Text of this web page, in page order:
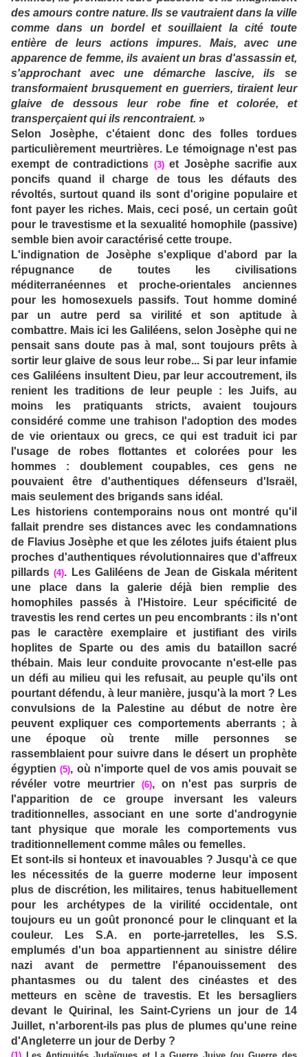
des amours contre nature. Ils se vautraient dans la ville
comme dans un bordel et souillaient la cité toute
entière de leurs actions impures. Mais, avec une
apparence de femme, ils avaient un bras d'assassin et,
s'approchant avec une démarche lascive, ils se
transformaient brusquement en guerriers, tiraient leur
glaive de dessous leur robe fine et colorée, et
transperçaient qui ils rencontraient. »
Selon Josèphe, c'étaient donc des folles tordues
particulièrement meurtrières. Le témoignage n'est pas
exempt de contradictions (3)et Josèphe sacrifie aux
poncifs quand il charge de tous les défauts des
révoltés, surtout quand ils sont d'origine populaire et
font payer les riches. Mais, ceci posé, un certain goût
pour le travestisme et la sexualité homophile (passive)
semble bien avoir caractérisé cette troupe.
L'indignation de Josèphe s'explique d'abord par la
répugnance de toutes les civilisations
méditerranéennes et proche-orientales anciennes
pour les homosexuels passifs. Tout homme dominé
par un autre perd sa virilité et son aptitude à
combattre. Mais ici les Galiléens, selon Josèphe qui ne
pensait sans doute pas à mal, sont toujours prêts à
sortir leur glaive de sous leur robe... Si par leur infamie
ces Galiléens insultent Dieu, par leur accoutrement, ils
renient les traditions de leur peuple : les Juifs, au
moins les pratiquants stricts, avaient toujours
considéré comme une trahison l'adoption des modes
de vie orientaux ou grecs, ce qui est traduit ici par
l'usage de robes flottantes et colorées pour les
hommes : doublement coupables, ces gens ne
pouvaient être d'authentiques défenseurs d'Israël,
mais seulement des brigands sans idéal.
Les historiens contemporains nous ont montré qu'il
fallait prendre ses distances avec les condamnations
de Flavius Josèphe et que les zélotes juifs étaient plus
proches d'authentiques révolutionnaires que d'affreux
pillards(4). Les Galiléens de Jean de Giskala méritent
une place dans la galerie déjà bien remplie des
homophiles passés à l'Histoire. Leur spécificité de
travestis les rend certes un peu encombrants : ils n'ont
pas le caractère exemplaire et justifiant des virils
hoplites de Sparte ou des amis du bataillon sacré
thébain. Mais leur conduite provocante n'est-elle pas
un défi au milieu qui les refusait, au peuple qu'ils ont
pourtant défendu, à leur manière, jusqu'à la mort ? Les
convulsions de la Palestine au début de notre ère
peuvent expliquer ces comportements aberrants ; à
une époque où trente mille personnes se
rassemblaient pour suivre dans le désert un prophète
égyptien(5), où n'importe quel de vos amis pouvait se
révéler votre meurtrier (6), on n'est pas surpris de
l'apparition de ce groupe inversant les valeurs
traditionnelles, associant en une sorte d'androgynie
tant physique que morale les comportements vus
traditionnellement comme mâles ou femelles.
Et sont-ils si honteux et inavouables ? Jusqu'à ce que
les nécessités de la guerre moderne leur imposent
plus de discrétion, les militaires, tenus habituellement
pour les archétypes de la virilité occidentale, ont
toujours eu un goût prononcé pour le clinquant et la
couleur. Les S.A. en porte-jarretelles, les S.S.
emplumés d'un boa appartiennent au sinistre délire
nazi avant de permettre l'épanouissement des
phantasmes ou du talent des cinéastes et des
metteurs en scène de travestis. Et les bersagliers
devant le Quirinal, les Saint-Cyriens un jour de 14
Juillet, n'arborent-ils pas plus de plumes qu'une reine
d'Angleterre un jour de Derby ?